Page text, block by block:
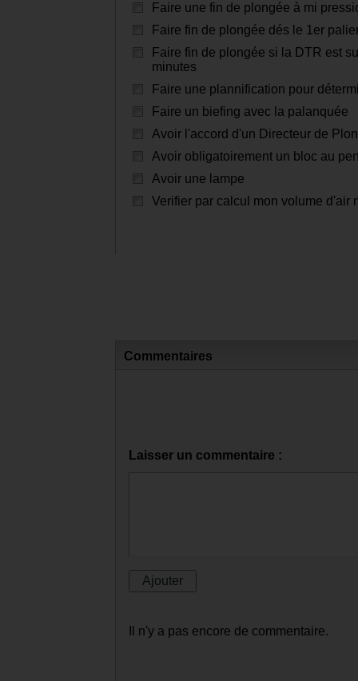
Faire une fin de plongée à mi
Faire fin de plongée dés le 1er
Faire fin de plongée si la DTR est
minutes
Faire une plannification pour
Faire un biefing avec la palanquée
Avoir l'accord d'un Directeur de
Avoir obligatoirement un bloc au
Avoir une lampe
Verifier par calcul mon volume d'air
Commentaires
Laisser un commentaire :
Il n'y a pas encore de commentaire.